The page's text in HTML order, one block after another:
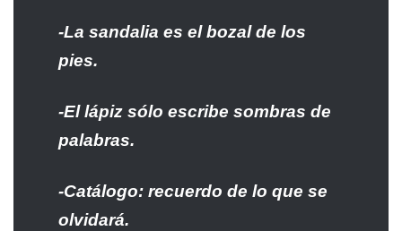
-La sandalia es el bozal de los
pies.
-El lápiz sólo escribe sombras de
palabras.
-Catálogo: recuerdo de lo que se
olvidará.